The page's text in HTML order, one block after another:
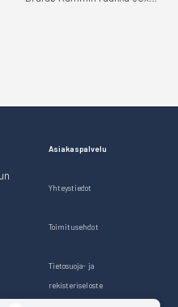
Asiakaspalvelu
Yhteystiedot
Toimitusehdot
Tietosuoja- ja
rekisteriseloste